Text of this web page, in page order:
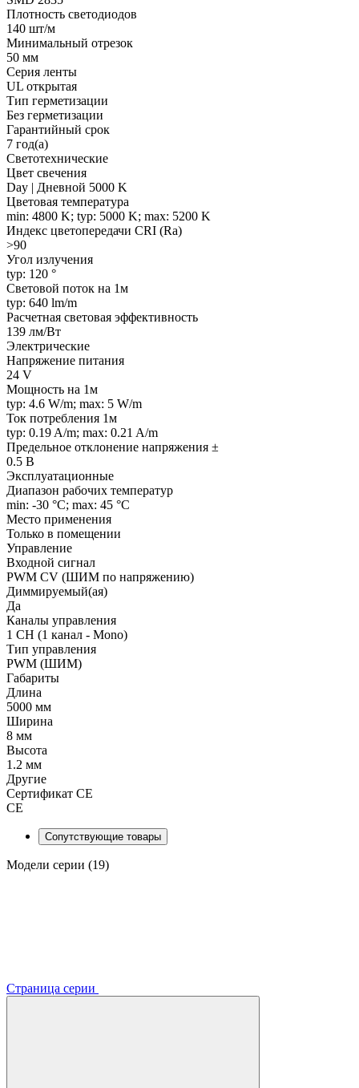
Плотность светодиодов
140 шт/м
Минимальный отрезок
50 мм
Серия ленты
UL открытая
Тип герметизации
Без герметизации
Гарантийный срок
7 год(а)
Светотехнические
Цвет свечения
Day | Дневной 5000 K
Цветовая температура
min: 4800 K; typ: 5000 K; max: 5200 K
Индекс цветопередачи CRI (Ra)
>90
Угол излучения
typ: 120 °
Световой поток на 1м
typ: 640 lm/m
Расчетная световая эффективность
139 лм/Вт
Электрические
Напряжение питания
24 V
Мощность на 1м
typ: 4.6 W/m; max: 5 W/m
Ток потребления 1м
typ: 0.19 A/m; max: 0.21 A/m
Предельное отклонение напряжения ±
0.5 В
Эксплуатационные
Диапазон рабочих температур
min: -30 °C; max: 45 °C
Место применения
Только в помещении
Управление
Входной сигнал
PWM СV (ШИМ по напряжению)
Диммируемый(ая)
Да
Каналы управления
1 CH (1 канал - Mono)
Тип управления
PWM (ШИМ)
Габариты
Длина
5000 мм
Ширина
8 мм
Высота
1.2 мм
Другие
Сертификат CE
CE
Сопутствующие товары
Модели серии (19)
Страница серии